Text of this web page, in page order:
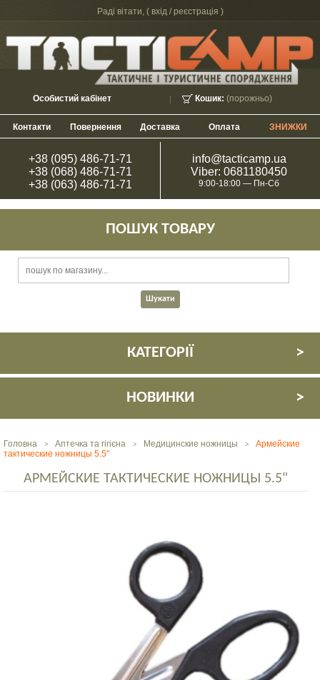
Раді вітати, ( вхід / реєстрація )
Кошик: (порожньо)
Особистий кабінет
Контакти Повернення Доставка Оплата ЗНИЖКИ
+38 (095) 486-71-71
+38 (068) 486-71-71
+38 (063) 486-71-71
info@tacticamp.ua
Viber: 0681180450
9:00-18:00 — Пн-Сб
ПОШУК ТОВАРУ
КАТЕГОРІЇ
НОВИНКИ
Головна > Аптечка та гігієна > Медицинские ножницы >
Армейские
тактические ножницы 5.5"
АРМЕЙСКИЕ ТАКТИЧЕСКИЕ НОЖНИЦЫ 5.5"